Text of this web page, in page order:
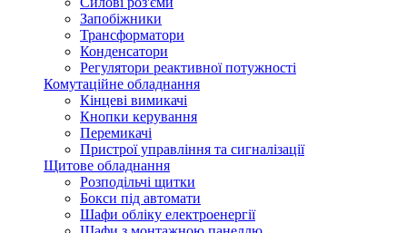
Запобіжники
Трансформатори
Конденсатори
Регулятори реактивної потужності
Комутаційне обладнання
Кінцеві вимикачі
Кнопки керування
Перемикачі
Пристрої управління та сигналізації
Щитове обладнання
Розподільчі щитки
Бокси під автомати
Шафи обліку електроенергії